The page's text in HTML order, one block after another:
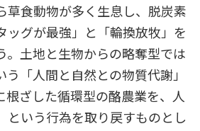
食動物が多く生息し、脱炭素
ッグが最強」と「輪換放牧」を
。土地と生物からの略奪型では
「人間と自然との物質代謝」
根ざした循環型の酪農業を、人
という行為を取り戻すものとし